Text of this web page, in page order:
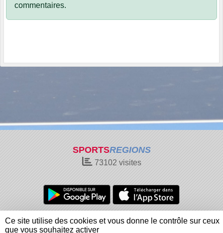
commentaires.
SPORTSREGIONS
73102 visites
Charte cookies
Gestion des cookies
Informations légales
Signaler un contenu inapproprié
Ce site utilise des cookies et vous donne le contrôle sur ceux
que vous souhaitez activer